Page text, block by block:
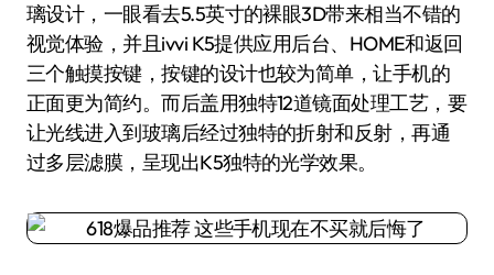
璃设计，一眼看去5.5英寸的裸眼3D带来相当不错的
视觉体验，并且ivvi K5提供应用后台、HOME和返回
三个触摸按键，按键的设计也较为简单，让手机的
正面更为简约。而后盖用独特12道镜面处理工艺，要
让光线进入到玻璃后经过独特的折射和反射，再通
过多层滤膜，呈现出K5独特的光学效果。